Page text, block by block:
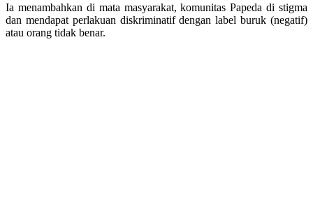
Ia menambahkan di mata masyarakat, komunitas Papeda di stigma
dan mendapat perlakuan diskriminatif dengan label buruk (negatif)
atau orang tidak benar.